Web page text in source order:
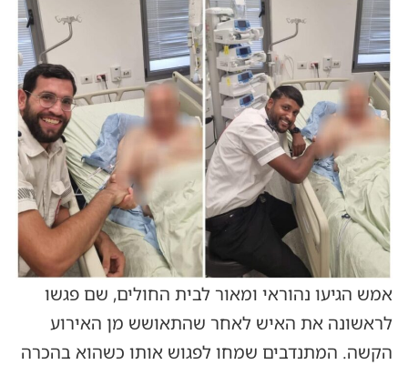
אמש הגיעו נהוראי ומאור לבית החולים, שם פגשו
לראשונה את האיש לאחר שהתאושש מן האירוע
הקשה. המתנדבים שמחו לפגוש אותו כשהוא בהכרה